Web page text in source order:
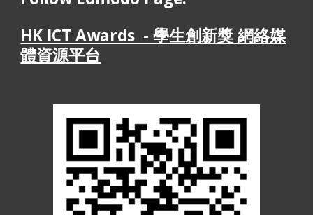
HK ICT Awards  - 學生創新獎 網絡媒
體資源平台